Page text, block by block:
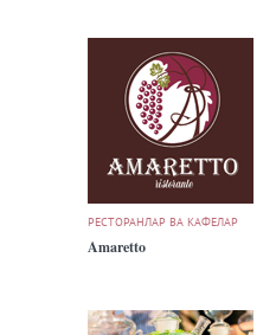
РЕСТОРАНЛАР ВА КАФЕЛАР
Amaretto